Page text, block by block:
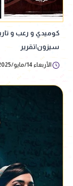
كوميدي و رعب و
سيزون|تقرير
الأربعاء 14/مايو/2025 - 09:43 م